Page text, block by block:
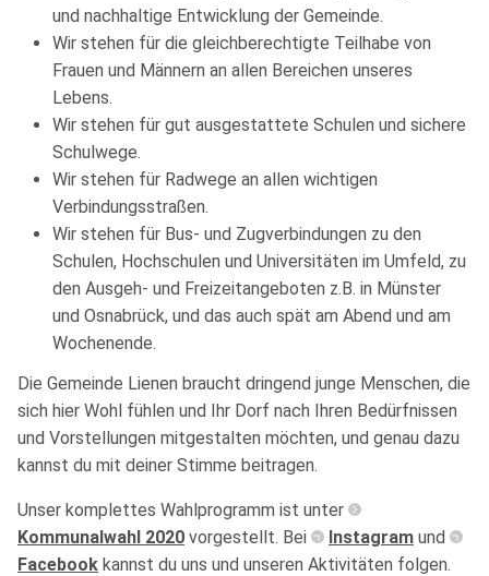
und nachhaltige Entwicklung der Gemeinde.
Wir stehen für die gleichberechtigte Teilhabe von
Frauen und Männern an allen Bereichen unseres
Lebens.
Wir stehen für gut ausgestattete Schulen und sichere
Schulwege.
Wir stehen für Radwege an allen wichtigen
Verbindungsstraßen.
Wir stehen für Bus- und Zugverbindungen zu den
Schulen, Hochschulen und Universitäten im Umfeld, zu
den Ausgeh- und Freizeitangeboten z.B. in Münster
und Osnabrück, und das auch spät am Abend und am
Wochenende.
Die Gemeinde Lienen braucht dringend junge Menschen, die
sich hier Wohl fühlen und Ihr Dorf nach Ihren Bedürfnissen
und Vorstellungen mitgestalten möchten, und genau dazu
kannst du mit deiner Stimme beitragen.
Unser komplettes Wahlprogramm ist unter
Kommunalwahl 2020 vorgestellt. Bei Instagram und
Facebook kannst du uns und unseren Aktivitäten folgen.